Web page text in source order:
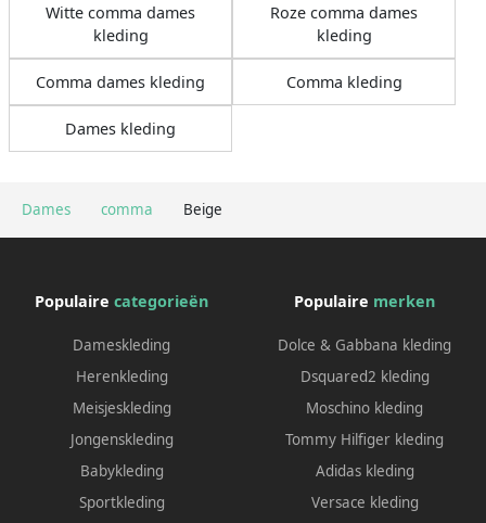
Dames comma Beige
Witte comma dames
kleding
Roze comma dames
kleding
Comma dames kleding Comma kleding
Dames kleding
Populaire categorieën
Dameskleding
Herenkleding
Meisjeskleding
Jongenskleding
Babykleding
Sportkleding
Populaire merken
Dolce & Gabbana kleding
Dsquared2 kleding
Moschino kleding
Tommy Hilfiger kleding
Adidas kleding
Versace kleding